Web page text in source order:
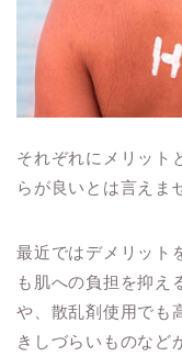
それぞれにメリット
らが良いとは言えま
最近ではデメリット
も肌への負担を抑え
や、散乱剤使用でも
きしづらいものなど